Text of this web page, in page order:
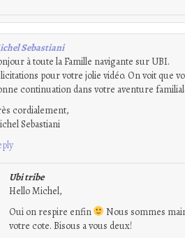
Sebastiani
à toute la Famille navigante sur UBI.
pour votre jolie vidéo. On voit que
continuation dans votre aventure
cordialement,
Sebastiani
Ubi tribe
Hello Michel,
Oui on respire enfin
Nous sommes
votre cote. Bisous a vous deux!